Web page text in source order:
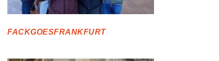
FACKGOESFRANKFURT